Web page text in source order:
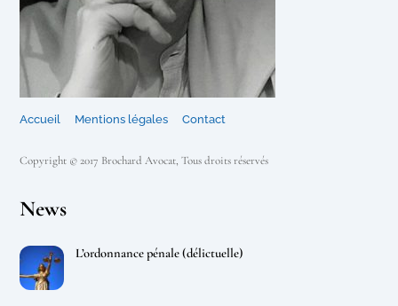
Accueil Mentions légales Contact
Copyright © 2017 Brochard Avocat, Tous droits réservés
News
L’ordonnance pénale (délictuelle)